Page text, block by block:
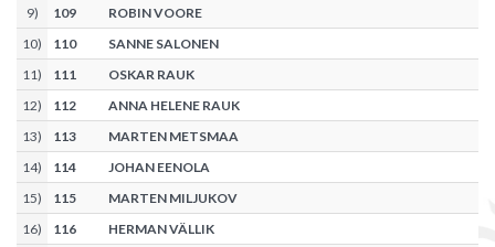
9) 109
ROBIN VOORE
10) 110
SANNE SALONEN
11) 111
OSKAR RAUK
12) 112
ANNA HELENE RAUK
13) 113
MARTEN METSMAA
14) 114
JOHAN EENOLA
15) 115
MARTEN MILJUKOV
16) 116
HERMAN VÄLLIK